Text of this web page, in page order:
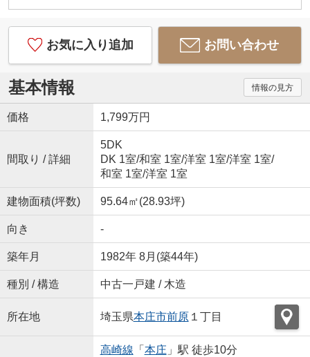
お気に入り追加 お問い合わせ
基本情報 情報の見方
価格 1,799万円
間取り / 詳細
5DK
DK 1室/和室 1室/洋室 1室/洋室 1室/
和室 1室/洋室 1室
建物面積(坪数) 95.64㎡(28.93坪)
向き -
築年月 1982年 8月(築44年)
種別 / 構造 中古一戸建 / 木造
所在地 埼玉県本庄市前原１丁目
高崎線 「 本庄 」駅 徒歩10分